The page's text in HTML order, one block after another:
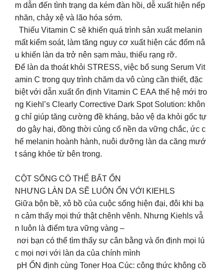
m dẫn đến tình trạng da kém đàn hồi, dễ xuất hiện nếp
nhăn, chảy xệ và lão hóa sớm.
Thiếu Vitamin C sẽ khiến quá trình sản xuất melanin
mất kiểm soát, làm tăng nguy cơ xuất hiện các đốm nâ
u khiến làn da trở nên sạm màu, thiếu rạng rỡ.
Để làn da thoát khỏi STRESS, việc bổ sung Serum Vit
amin C trong quy trình chăm da vô cùng cần thiết, đặc
biệt với dẫn xuất ổn định Vitamin C EAA thế hệ mới tro
ng Kiehl’s Clearly Corrective Dark Spot Solution: khôn
g chỉ giúp tăng cường đề kháng, bảo vệ da khỏi gốc tự
do gây hại, đồng thời củng cố nền da vững chắc, ức c
hế melanin hoành hành, nuôi dưỡng làn da căng mướ
t sáng khỏe từ bên trong.
CỘT SỐNG CÓ THỂ BẤT ỔN
NHƯNG LÀN DA SẼ LUÔN ỔN VỚI KIEHLS
Giữa bộn bề, xô bồ của cuộc sống hiện đại, đôi khi bạ
n cảm thấy mọi thứ thật chênh vênh. Nhưng Kiehls vẫ
n luôn là điểm tựa vững vàng –
nơi bạn có thể tìm thấy sự cân bằng và ổn định mọi lú
c mọi nơi với làn da của chính mình
pH ỔN định cùng Toner Hoa Cúc: công thức không cồ